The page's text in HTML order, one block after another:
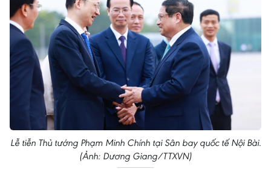
Lễ tiễn Thủ tướng Phạm Minh Chính tại Sân bay quốc tế Nội Bài.
(Ảnh: Dương Giang/TTXVN)